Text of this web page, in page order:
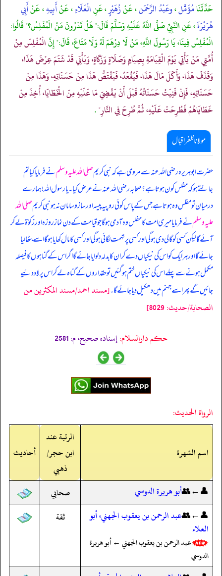
حَدَّثَنَامُؤَمَّّّّّّّل،وعَبْدُ الرَّحْمَن، عَنْزُهَيْرٍ، عَنِالْعَلَاءِ، عَنْأَبِيهِ، عَنْأَبِي
هُرَيْرَةَ، عَنِ النَّبِيِّ صَلَّى اللَّهُ عَلَيْهِ وَسَلَّمَ قَالَ:" هَلْ تَدْرُونَ مَنْ الْمُفْلِسُ؟" قَالُوا:
الْمُفْلِسُ فِينَا، يَا رَسُولَ اللَّهِ، مَنْ لَا دِرْهَمَ لَهُ وَلَا مَتَاعَ، قَالَ:" إِنَّالْمُفْلِسَ مِنْ
أُمَّتِي مَنْ يَأْتِي يَوْمَ الْقِيَامَةِ بِصِيَامٍ وَصَلَاةٍ وَزَكَاةٍ، وَيَأْتِي قَدْ شَتَمَ عِرْضَ هَذَا،
وَقَذَفَ هَذَا، وَأَكَلَ مَالَ هَذَا، فَيُقْعَدُ، فَيَقْتَصُّ هَذَا مِنْ حَسَنَاتِهِ، وَهَذَا مِنْ
حَسَنَاتِهِ، فَإِنْ فَنِيَتْ حَسَنَاتُهُ قَبْلَ أَنْ يَقْضِيَ مَا عَلَيْهِ مِنَ الْخَطَايَا، أُخِذَ مِنْ
خَطَايَاهُمْ فَطُرِحَتْ عَلَيْهِ، ثُمَّ طُرِحَ فِي النَّارِ".
مولانا ظفر اقبال
حضرت ابوہریرہ رضی اللہ عنہ سے مروی ہے کہ نبی کریمصلی اللہ علیہ وسلمنے فرمایا کیا تم
جانتے ہو کہ مفلس کون ہوتا ہے؟ صحابہ رضی اللہ عنہ نے عرض کیا۔ یا رسول اللہ! ہمارے
درمیان تو مفلس وہ ہوتا ہے جس کے پاس کوئی روپیہ پیسہ اور ساز و سامان نہ ہو نبی کریمصلی اللہ
علیہ وسلمنے فرمایا میری امت کا مفلس وہ آدمی ہوگا جو قیامت کے دن نماز روزہ اور زکوٰۃ لے کر
آئے گا لیکن کسی کو گالی دی ہوگی اور کسی پر تہمت لگائی ہوگی اور کسی کا مال کھایا ہوگا اسے بٹھا لیا
جائے گا اور ہر ایک کو اس کی نیکیاں دے کر ان کا بدلہ دلوایا جائے گا اگر اس کے گناہوں کا فیصلہ
مکمل ہونے سے پہلے اس کی نیکیاں ختم ہوگئیں تو حقداروں کے گناہ لے کر اس پر لاد دئیے
جائیں گے پھر اسے جہنم میں دھکیل دیا جائے گا۔[مسند احمد/مسند المكثرين من
الصحابة/حدیث: 8029]
حکم دارالسلام:إسناده صحيح، م: 2581
الرواة الحديث:
اسم الشهرة
الرتبة عند
ابن حجر/
ذهبي
أحاديث
👤←👥أبو هريرة الدوسي
صحابي
👤←👥عبد الرحمن بن يعقوب الجهني، أبو
العلاء
عبد الرحمن بن يعقوب الجهني ← أبو هريرة
الدوسي
ثقة